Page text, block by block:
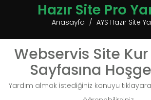
Hazır Site Pro
Anasayfa AYS Hazır Site
Webservis Site Kur
Sayfasına
Yardım almak istediğiniz konuyu tıklayarak